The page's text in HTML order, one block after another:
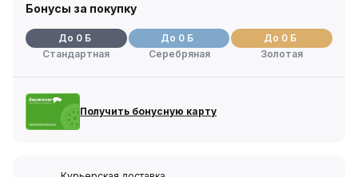
Бонусы за покупку
До 0 Б
Стандартная
До 0 Б
Серебряная
До 0 Б
Золотая
Получить бонусную карту